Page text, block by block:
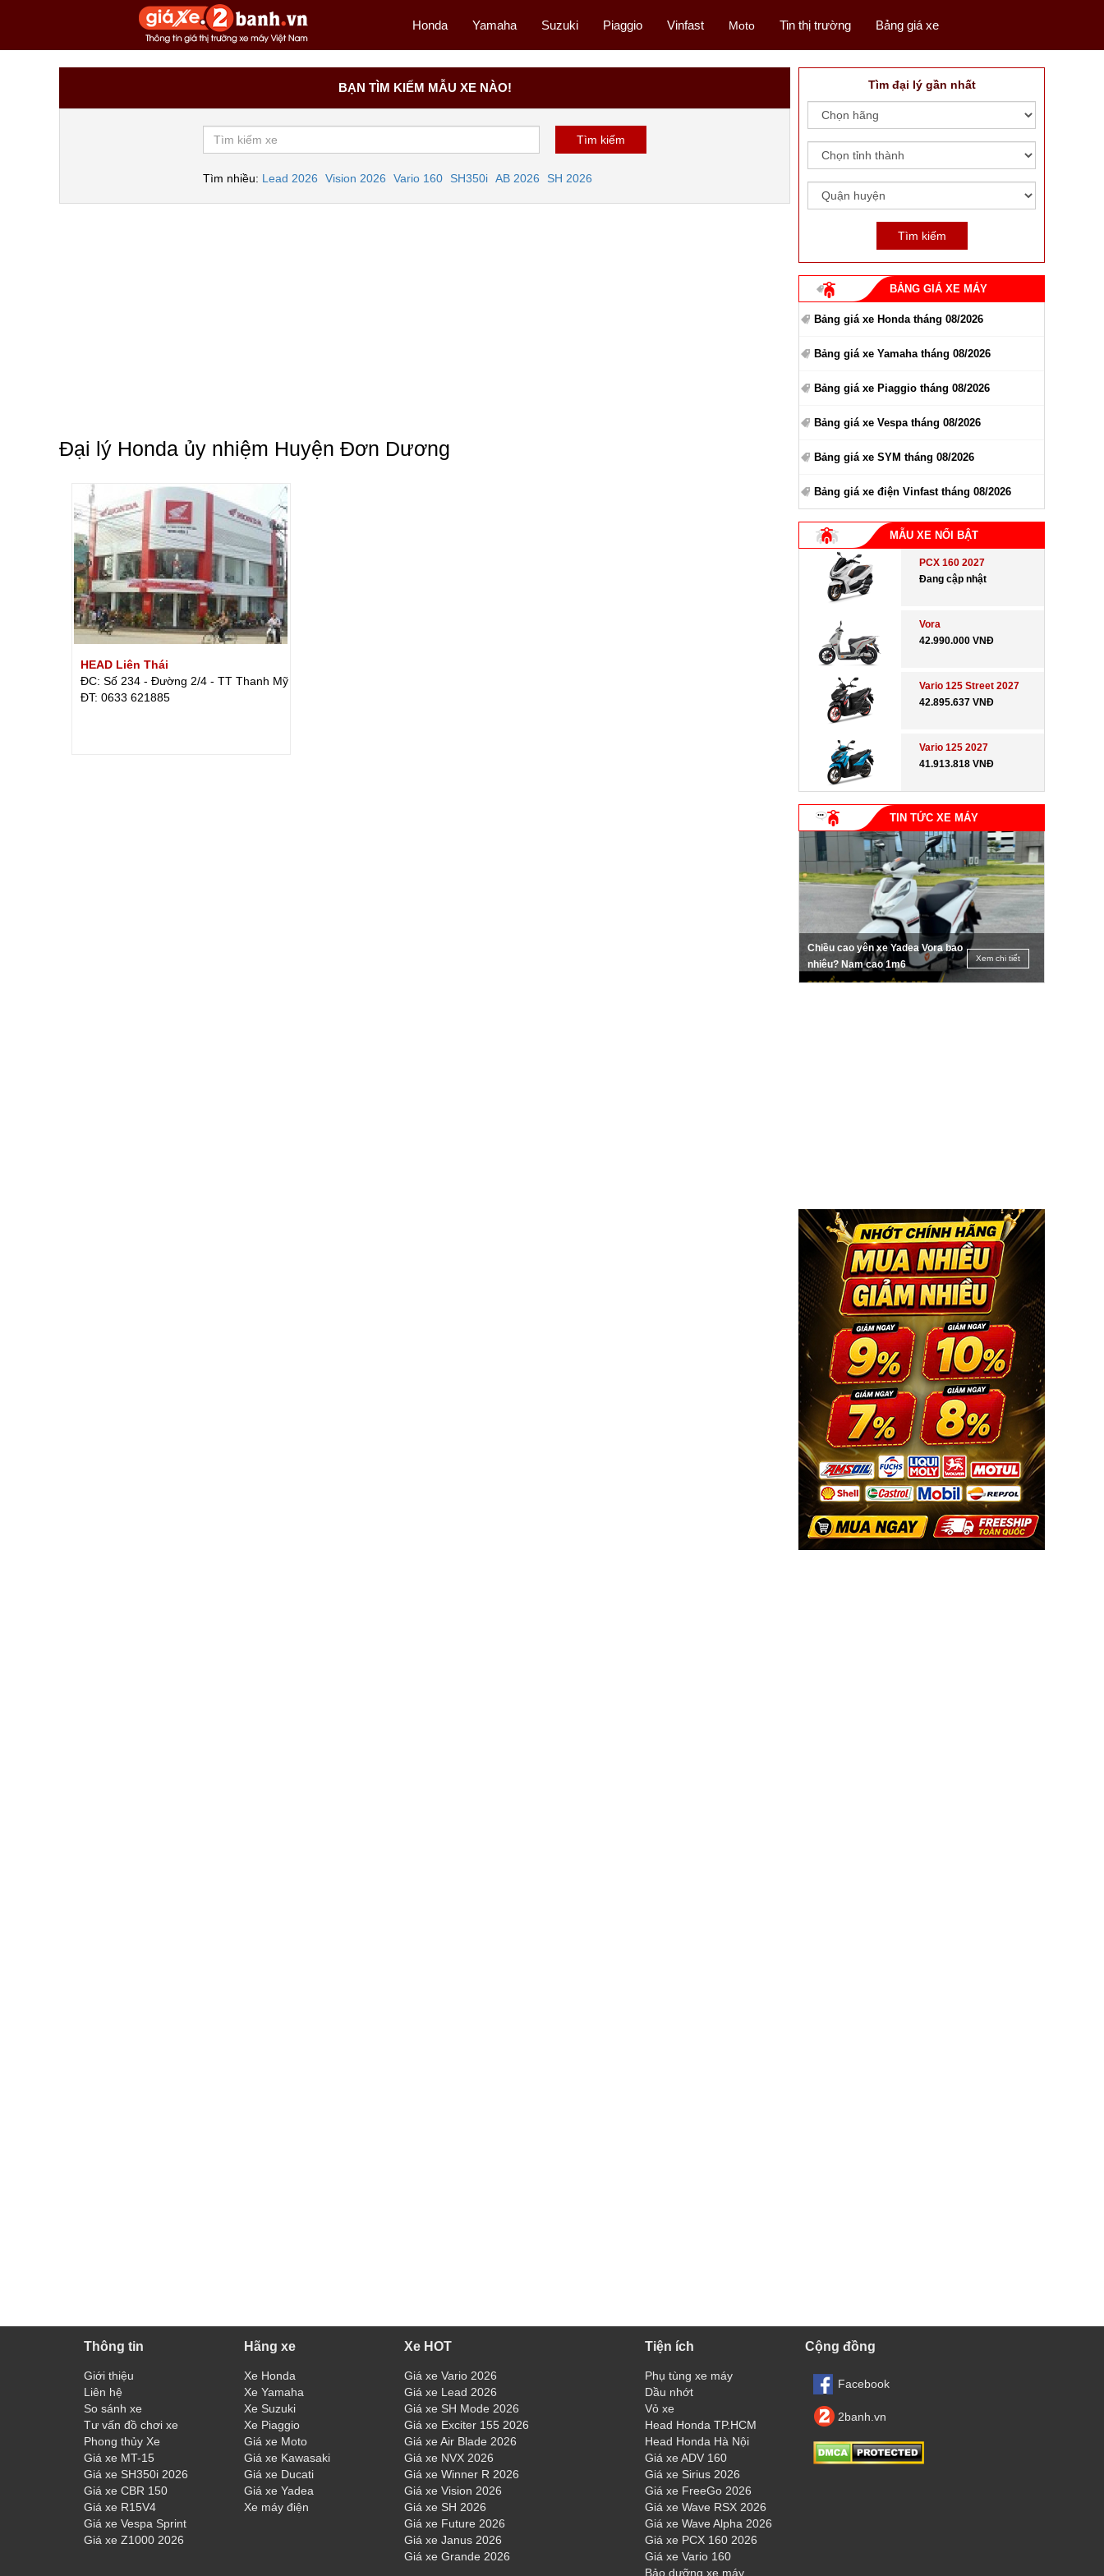
Honda Yamaha Suzuki Piaggio Vinfast Moto Tin thị trường Bảng giá xe
BẠN TÌM KIẾM MẪU XE NÀO!
Tìm nhiều: Lead 2026 Vision 2026 Vario 160 SH350i AB 2026 SH 2026
Đại lý Honda ủy nhiệm Huyện Đơn Dương
HEAD Liên Thái
ĐC: Số 234 - Đường 2/4 - TT Thanh Mỹ
ÐT: 0633 621885
Tìm đại lý gần nhất
BẢNG GIÁ XE MÁY
Bảng giá xe Honda tháng 08/2026
Bảng giá xe Yamaha tháng 08/2026
Bảng giá xe Piaggio tháng 08/2026
Bảng giá xe Vespa tháng 08/2026
Bảng giá xe SYM tháng 08/2026
Bảng giá xe điện Vinfast tháng 08/2026
MẪU XE NỔI BẬT
PCX 160 2027
Đang cập nhật
Vora
42.990.000 VNĐ
Vario 125 Street 2027
42.895.637 VNĐ
Vario 125 2027
41.913.818 VNĐ
TIN TỨC XE MÁY
Chiều cao yên xe Yadea Vora bao
nhiêu? Nam cao 1m6
Xem chi tiết
Thông tin
Giới thiệu
Liên hệ
So sánh xe
Tư vấn đồ chơi xe
Phong thủy Xe
Giá xe MT-15
Giá xe SH350i 2026
Giá xe CBR 150
Giá xe R15V4
Giá xe Vespa Sprint
Giá xe Z1000 2026
Hãng xe
Xe Honda
Xe Yamaha
Xe Suzuki
Xe Piaggio
Giá xe Moto
Giá xe Kawasaki
Giá xe Ducati
Giá xe Yadea
Xe máy điện
Xe HOT
Giá xe Vario 2026
Giá xe Lead 2026
Giá xe SH Mode 2026
Giá xe Exciter 155 2026
Giá xe Air Blade 2026
Giá xe NVX 2026
Giá xe Winner R 2026
Giá xe Vision 2026
Giá xe SH 2026
Giá xe Future 2026
Giá xe Janus 2026
Giá xe Grande 2026
Tiện ích
Phụ tùng xe máy
Dầu nhớt
Vỏ xe
Head Honda TP.HCM
Head Honda Hà Nội
Giá xe ADV 160
Giá xe Sirius 2026
Giá xe FreeGo 2026
Giá xe Wave RSX 2026
Giá xe Wave Alpha 2026
Giá xe PCX 160 2026
Giá xe Vario 160
Bảo dưỡng xe máy
Cộng đồng
Facebook
2banh.vn